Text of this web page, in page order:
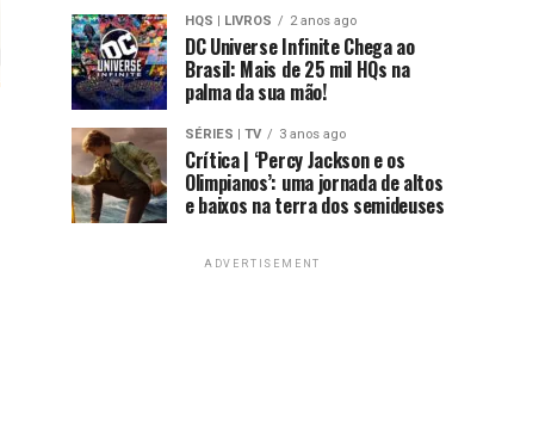
HQS | LIVROS 2 anos ago
DC Universe Infinite Chega ao
Brasil: Mais de 25 mil HQs na
palma da sua mão!
SÉRIES | TV 3 anos ago
Crítica | ‘Percy Jackson e os
Olimpianos’: uma jornada de altos
e baixos na terra dos semideuses
ADVERTISEMENT